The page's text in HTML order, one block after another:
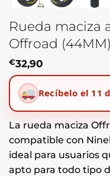
Rueda maciza
Offroad (44MM)
€32,90
Recíbelo el 11
La rueda maciza
compatible con
ideal para usuarios
apto para todo tipo